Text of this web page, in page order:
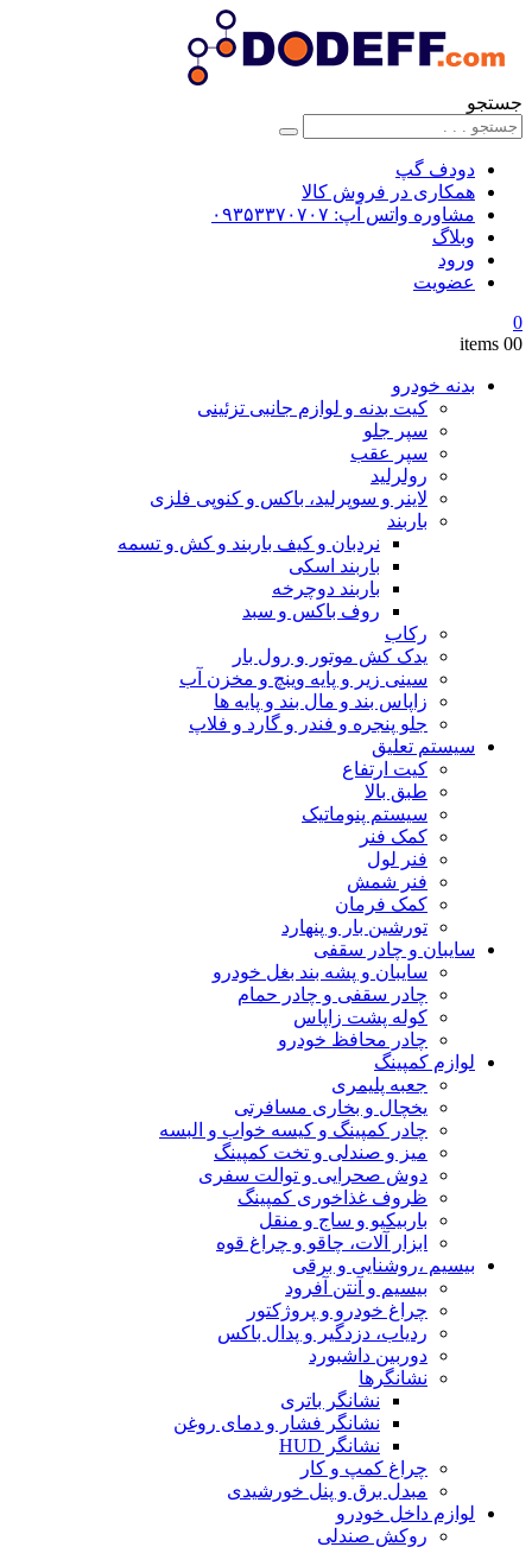
جستجو
دودف گپ
همکاری در فروش کالا
مشاوره واتس آپ: ۰۹۳۵۳۳۷۰۷۰۷
وبلاگ
ورود
عضویت
0
00 items
بدنه خودرو
کیت بدنه و لوازم جانبی تزئینی
سپر جلو
سپر عقب
رولرلید
لاینر و سوپرلید، باکس و کنوپی فلزی
باربند
نردبان و کیف باربند و کش و تسمه
باربند اسکی
باربند دوچرخه
روف باکس و سبد
رکاب
یدک کش موتور و رول بار
سینی زیر و پایه وینچ و مخزن آب
زاپاس بند و مال بند و پایه ها
جلو پنجره و فندر و گارد و فلاپ
سیستم تعلیق
کیت ارتفاع
طبق بالا
سیستم پنوماتیک
کمک فنر
فنر لول
فنر شمش
کمک فرمان
تورشین بار و پنهارد
سایبان و چادر سقفی
سایبان و پشه بند بغل خودرو
چادر سقفی و چادر حمام
کوله پشت زاپاس
چادر محافظ خودرو
لوازم کمپینگ
جعبه پلیمری
یخچال و بخاری مسافرتی
چادر کمپینگ و کیسه خواب و البسه
میز و صندلی و تخت کمپینگ
دوش صحرایی و توالت سفری
ظروف غذاخوری کمپینگ
باربیکیو و ساج و منقل
ابزار آلات، چاقو و چراغ قوه
بیسیم ،روشنایی و برقی
بیسیم و آنتن آفرود
چراغ خودرو و پروژکتور
ردیاب، دزدگیر و پدال باکس
دوربین داشبورد
نشانگرها
نشانگر باتری
نشانگر فشار و دمای روغن
نشانگر HUD
چراغ کمپ و کار
مبدل برق و پنل خورشیدی
لوازم داخل خودرو
روکش صندلی